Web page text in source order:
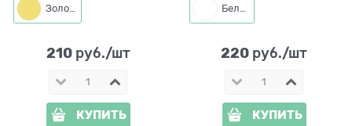
Золото
210 руб./шт
КУПИТЬ
Белый
220 руб./шт
КУПИТЬ